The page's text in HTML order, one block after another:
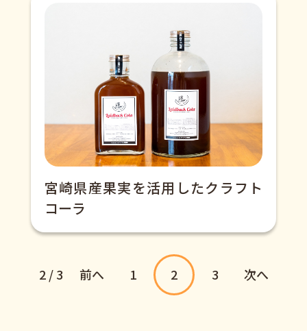
宮崎県産果実を活用したクラフト
コーラ
2 / 3 前へ 1 2 3 次へ